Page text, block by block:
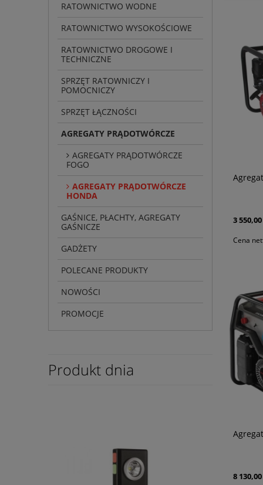
RATOWNICTWO WODNE
RATOWNICTWO WYSOKOŚCIOWE
RATOWNICTWO DROGOWE I
TECHNICZNE
SPRZĘT RATOWNICZY I
POMOCNICZY
SPRZĘT ŁĄCZNOŚCI
AGREGATY PRĄDOTWÓRCZE
AGREGATY PRĄDOTWÓRCZE
FOGO
AGREGATY PRĄDOTWÓRCZE
HONDA
GAŚNICE, PŁACHTY, AGREGATY
GAŚNICZE
GADŻETY
POLECANE PRODUKTY
NOWOŚCI
PROMOCJE
Produkt dnia
3 550,00
Cena
8 130,00